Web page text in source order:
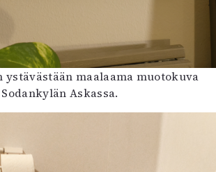
ystävästään maalaama muotokuva
Sodankylän Askassa.